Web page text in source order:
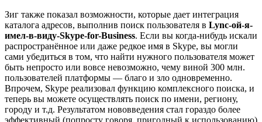
Зиг также показал возможности, которые дает интеграция
каталога адресов, выполнив поиск пользователя в Lync-ой-я-
имел-в-виду-Skype-for-Business. Если вы когда-нибудь искали
распространённое или даже редкое имя в Skype, вы могли
сами убедиться в том, что найти нужного пользователя может
быть непросто или вовсе невозможно, чему виной 300 млн.
пользователей платформы — благо и зло одновременно.
Впрочем, Skype реализовал функцию комплексного поиска, и
теперь вы можете осуществлять поиск по имени, региону,
городу и т.д. Результатом нововведения стал гораздо более
эффективный (попросту говоря, пригодный к использованию)